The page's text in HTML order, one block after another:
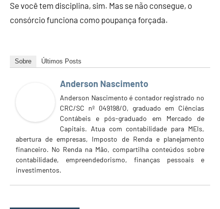
Se você tem disciplina, sim. Mas se não consegue, o
consórcio funciona como poupança forçada.
Sobre Últimos Posts
Anderson Nascimento
Anderson Nascimento é contador registrado no
CRC/SC nº 049198/O, graduado em Ciências
Contábeis e pós-graduado em Mercado de
Capitais. Atua com contabilidade para MEIs,
abertura de empresas, Imposto de Renda e planejamento
financeiro. No Renda na Mão, compartilha conteúdos sobre
contabilidade, empreendedorismo, finanças pessoais e
investimentos.